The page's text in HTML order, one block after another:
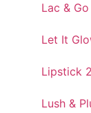
Lac &
Let It
Lipstick
Lush &